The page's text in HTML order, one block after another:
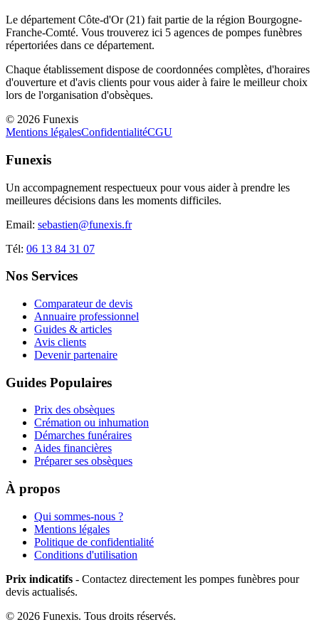
Le département Côte-d'Or(21) fait partie de la région Bourgogne-
Franche-Comté. Vous trouverez ici 5 agences de pompes funèbres
répertoriées dans ce département.
Chaque établissement dispose de coordonnées complètes, d'horaires
d'ouverture et d'avis clients pour vous aider à faire le meilleur choix
lors de l'organisation d'obsèques.
© 2026 Funexis
Mentions légalesConfidentialitéCGU
Funexis
Un accompagnement respectueux pour vous aider à prendre les
meilleures décisions dans les moments difficiles.
Email: sebastien@funexis.fr
Tél: 06 13 84 31 07
Nos Services
Comparateur de devis
Annuaire professionnel
Guides & articles
Avis clients
Devenir partenaire
Guides Populaires
Prix des obsèques
Crémation ou inhumation
Démarches funéraires
Aides financières
Préparer ses obsèques
À propos
Qui sommes-nous ?
Mentions légales
Politique de confidentialité
Conditions d'utilisation
Prix indicatifs - Contactez directement les pompes funèbres pour
devis actualisés.
© 2026 Funexis. Tous droits réservés.